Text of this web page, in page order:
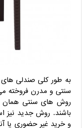
به طور کلی صندلی
سنتی و مدرن فروخته
روش های سنتی همان
باشند. روش جدید نیز
و خرید غیر حضوری یا